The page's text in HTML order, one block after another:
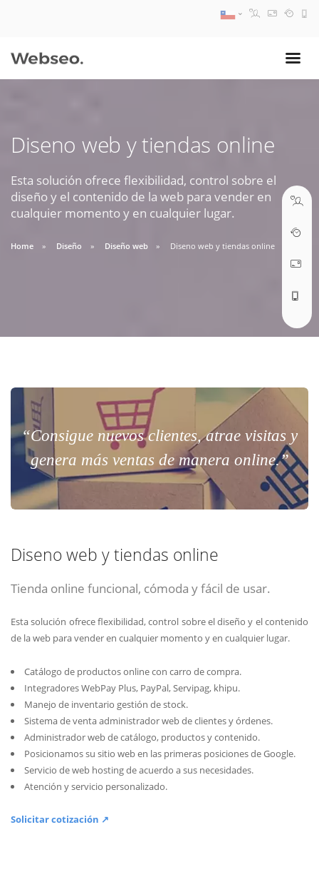
Diseno web y tiendas online
Esta solución ofrece flexibilidad, control sobre el
diseño y el contenido de la web para vender en
cualquier momento y en cualquier lugar.
Home Diseño Diseño web Diseno web y tiendas online
“Consigue nuevos clientes, atrae visitas y
genera más ventas de manera online.”
Diseno web y tiendas online
Tienda online funcional, cómoda y fácil de usar.
Esta solución ofrece flexibilidad, control sobre el diseño y el contenido
de la web para vender en cualquier momento y en cualquier lugar.
Catálogo de productos online con carro de compra.
Integradores WebPay Plus, PayPal, Servipag, khipu.
Manejo de inventario gestión de stock.
Sistema de venta administrador web de clientes y órdenes.
Administrador web de catálogo, productos y contenido.
Posicionamos su sitio web en las primeras posiciones de Google.
Servicio de web hosting de acuerdo a sus necesidades.
Atención y servicio personalizado.
Solicitar cotización ↗
09:30 AM A 18:30 PM
soporte@webseo.cl
ABRIR TICKET